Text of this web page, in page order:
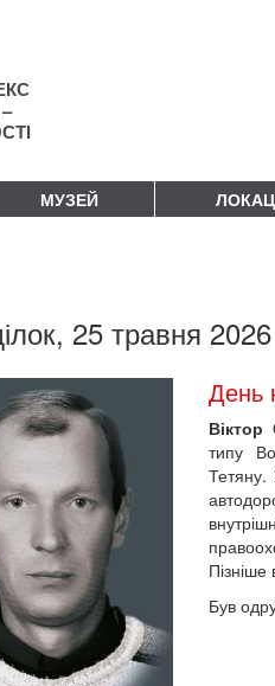
МУЗЕЙ
25 травня
День
типу
Тетяну.
Був